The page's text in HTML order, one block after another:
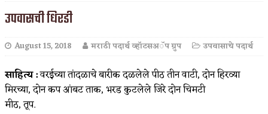
इडली
उपवासची धिरडी
August 15, 2018 मराठी पदार्थ व्हॉटसअॅप ग्रुप उपवासाचे पदार्थ
साहित्य :वरईच्या तांदळाचे बारीक दळलेले पीठ तीन वाटी, दोन हिरव्या
मिरच्या, दोन कप आंबट ताक, भरड कुटलेले जिरे दोन चिमटी
मीठ, तूप.